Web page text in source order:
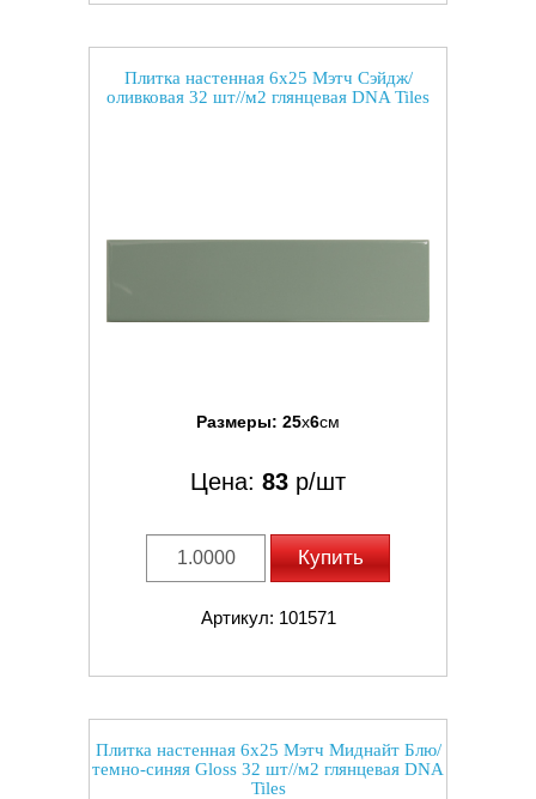
Плитка настенная 6x25 Мэтч Сэйдж/
оливковая 32 шт//м2 глянцевая DNA Tiles
Размеры: 25x6см
Цена: 83 р/шт
Купить
Артикул: 101571
Плитка настенная 6x25 Мэтч Миднайт Блю/
темно-синяя Gloss 32 шт//м2 глянцевая DNA
Tiles